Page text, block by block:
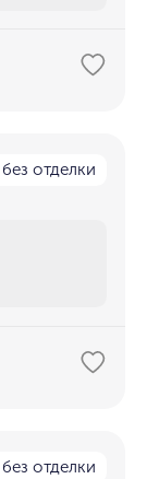
без отделки
без отделки